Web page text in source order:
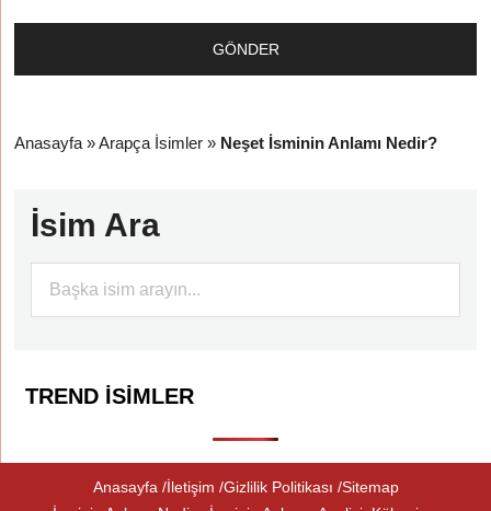
Anasayfa »Arapça İsimler » Neşet İsminin Anlamı Nedir?
İsim Ara
TREND İSIMLER
Anasayfa İletişim Gizlilik Politikası Sitemap